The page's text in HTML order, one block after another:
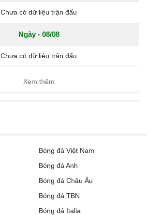
Chưa có dữ liệu trận đấu
Ngày - 08/08
Chưa có dữ liệu trận đấu
Xem thêm
Bóng đá Việt Nam
Bóng đá Anh
Bóng đá Châu Âu
Bóng đá TBN
Bóng đá Italia